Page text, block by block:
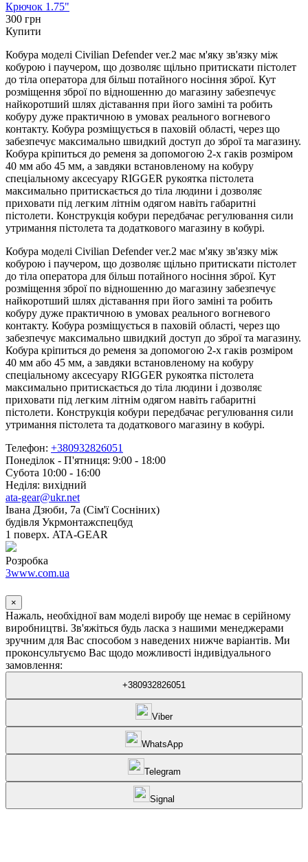
Крючок 1.75"
300 грн
Купити
Кобура моделі Civilian Defender ver.2 має м'яку зв'язку між
кобурою і паучером, що дозволяє щільно притискати пістолет
до тіла оператора для більш потайного носіння зброї. Кут
розміщення зброї по відношенню до магазину забезпечує
найкоротший шлях діставання при його заміні та робить
кобуру дуже практичною в умовах реального вогневого
контакту. Кобура розміщується в паховій області, через що
забезпечує максимально швидкий доступ до зброї та магазину.
Кобура кріпиться до ременя за допомогою 2-х гаків розміром
40 мм або 45 мм, а завдяки встановленому на кобуру
спеціальному аксесуару RIGGER рукоятка пістолета
максимально притискається до тіла людини і дозволяє
приховати під легким літнім одягом навіть габаритні
пістолети. Конструкція кобури передбачає регулювання сили
утримання пістолета та додаткового магазину в кобурі.
Кобура моделі Civilian Defender ver.2 має м'яку зв'язку між
кобурою і паучером, що дозволяє щільно притискати пістолет
до тіла оператора для більш потайного носіння зброї. Кут
розміщення зброї по відношенню до магазину забезпечує
найкоротший шлях діставання при його заміні та робить
кобуру дуже практичною в умовах реального вогневого
контакту. Кобура розміщується в паховій області, через що
забезпечує максимально швидкий доступ до зброї та магазину.
Кобура кріпиться до ременя за допомогою 2-х гаків розміром
40 мм або 45 мм, а завдяки встановленому на кобуру
спеціальному аксесуару RIGGER рукоятка пістолета
максимально притискається до тіла людини і дозволяє
приховати під легким літнім одягом навіть габаритні
пістолети. Конструкція кобури передбачає регулювання сили
утримання пістолета та додаткового магазину в кобурі.
Телефон: +380932826051
Понеділок - П'ятниця: 9:00 - 18:00
Субота 10:00 - 16:00
Неділя: вихідний
ata-gear@ukr.net
Івана Дзюби, 7а (Сім'ї Сосніних)
будівля Укрмонтажспецбуд
1 поверх. ATA-GEAR
Розробка
3www.com.ua
×
Нажаль, необхідної вам моделі виробу ще немає в серійному
виробництві. Зв'яжіться будь ласка з нашими менеджерами
зручним для Вас способом з наведених нижче варіантів. Ми
проконсультуємо Вас щодо можливості індивідуального
замовлення:
+380932826051
Viber
WhatsApp
Telegram
Signal